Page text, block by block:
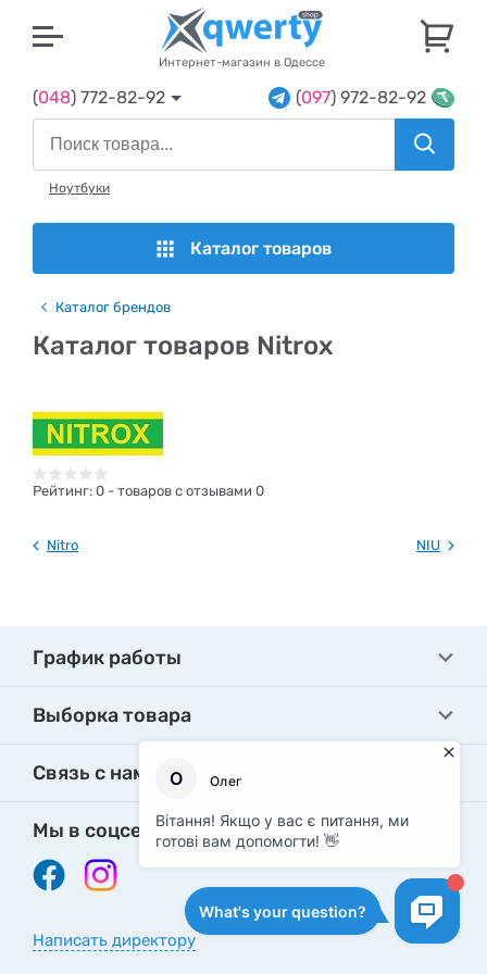
Интернет-магазин в Одессе
(048) 772-82-92 (097) 972-82-92
Ноутбуки
Каталог товаров
Каталог брендов
Каталог товаров Nitrox
Рейтинг: 0 - товаров с отзывами 0
Nitro NIU
График работы
Выборка товара
Связь с нами
Мы в соцсетях
Написать директору